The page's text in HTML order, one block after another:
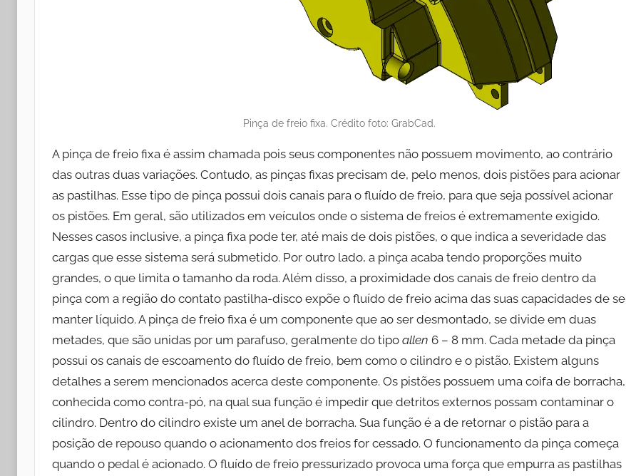
Pinça de freio fixa. Crédito foto: GrabCad.
A pinça de freio fixa é assim chamada pois seus componentes não possuem movimento, ao contrário
das outras duas variações. Contudo, as pinças fixas precisam de, pelo menos, dois pistões para acionar
as pastilhas. Esse tipo de pinça possui dois canais para o fluído de freio, para que seja possível acionar
os pistões. Em geral, são utilizados em veículos onde o sistema de freios é extremamente exigido.
Nesses casos inclusive, a pinça fixa pode ter, até mais de dois pistões, o que indica a severidade das
cargas que esse sistema será submetido. Por outro lado, a pinça acaba tendo proporções muito
grandes, o que limita o tamanho da roda. Além disso, a proximidade dos canais de freio dentro da
pinça com a região do contato pastilha-disco expõe o fluído de freio acima das suas capacidades de se
manter líquido. A pinça de freio fixa é um componente que ao ser desmontado, se divide em duas
metades, que são unidas por um parafuso, geralmente do tipo allen 6 – 8 mm. Cada metade da pinça
possui os canais de escoamento do fluído de freio, bem como o cilindro e o pistão. Existem alguns
detalhes a serem mencionados acerca deste componente. Os pistões possuem uma coifa de borracha,
conhecida como contra-pó, na qual sua função é impedir que detritos externos possam contaminar o
cilindro. Dentro do cilindro existe um anel de borracha. Sua função é a de retornar o pistão para a
posição de repouso quando o acionamento dos freios for cessado. O funcionamento da pinça começa
quando o pedal é acionado. O fluído de freio pressurizado provoca uma força que empurra as pastilhas